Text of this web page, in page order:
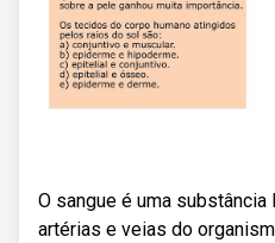
O sangue é uma
artérias e veias do